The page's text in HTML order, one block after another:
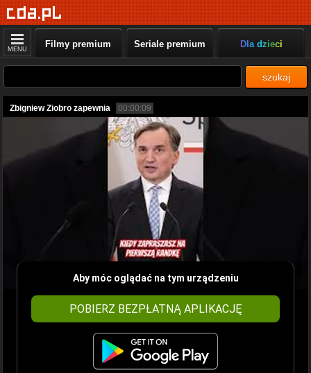
MENU Filmy premium Seriale premium Dla dzieci
szukaj
Zbigniew Ziobro zapewnia 00:00:09
Aby móc oglądać na tym urządzeniu
POBIERZ BEZPŁATNĄ APLIKACJĘ